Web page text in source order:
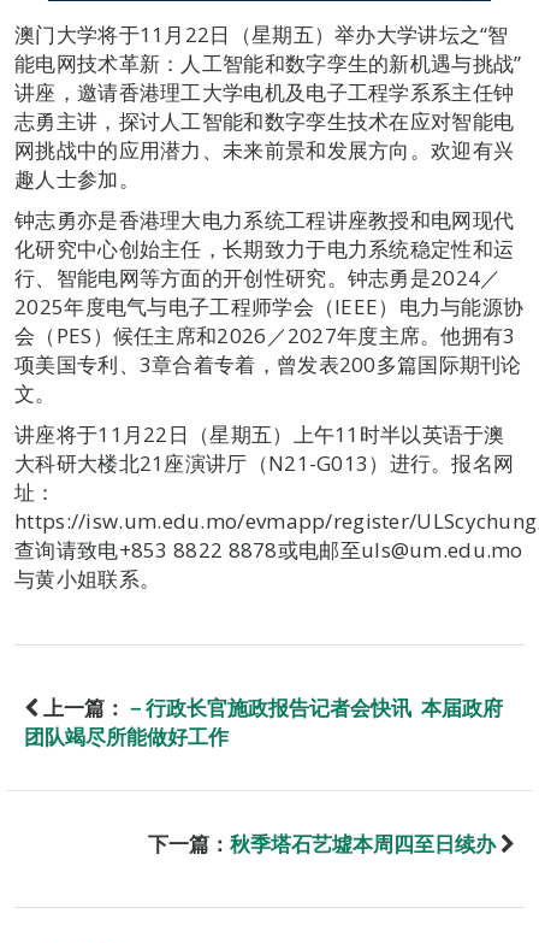
澳门大学将于11月22日（星期五）举办大学讲坛之“智
能电网技术革新：人工智能和数字孪生的新机遇与挑战”
讲座，邀请香港理工大学电机及电子工程学系系主任钟
志勇主讲，探讨人工智能和数字孪生技术在应对智能电
网挑战中的应用潜力、未来前景和发展方向。欢迎有兴
趣人士参加。
钟志勇亦是香港理大电力系统工程讲座教授和电网现代
化研究中心创始主任，长期致力于电力系统稳定性和运
行、智能电网等方面的开创性研究。钟志勇是2024／
2025年度电气与电子工程师学会（IEEE）电力与能源协
会（PES）候任主席和2026／2027年度主席。他拥有3
项美国专利、3章合着专着，曾发表200多篇国际期刊论
文。
讲座将于11月22日（星期五）上午11时半以英语于澳
大科研大楼北21座演讲厅（N21-G013）进行。报名网
址：
https://isw.um.edu.mo/evmapp/register/
查询请致电+853 8822 8878或电邮至uls@um.edu.mo
与黄小姐联系。
上一篇： －行政长官施政报告记者会快讯 本届政府
团队竭尽所能做好工作
下一篇： 秋季塔石艺墟本周四至日续办